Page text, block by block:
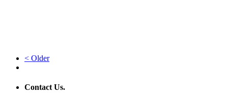
< Older
Contact Us.